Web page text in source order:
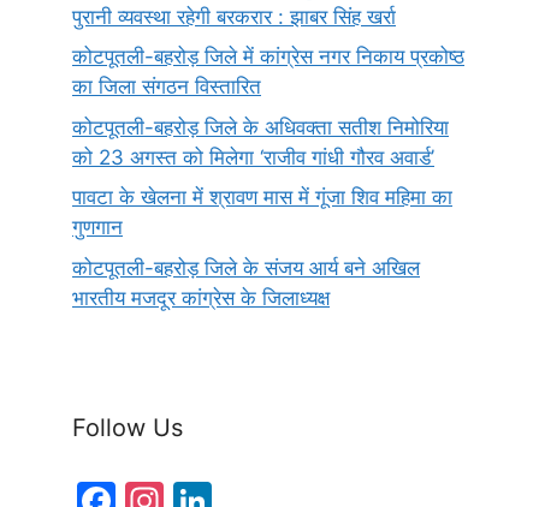
पुरानी व्यवस्था रहेगी बरकरार : झाबर सिंह खर्रा
कोटपूतली-बहरोड़ जिले में कांग्रेस नगर निकाय प्रकोष्ठ
का जिला संगठन विस्तारित
कोटपूतली-बहरोड़ जिले के अधिवक्ता सतीश निमोरिया
को 23 अगस्त को मिलेगा ‘राजीव गांधी गौरव अवार्ड’
पावटा के खेलना में श्रावण मास में गूंजा शिव महिमा का
गुणगान
कोटपूतली-बहरोड़ जिले के संजय आर्य बने अखिल
भारतीय मजदूर कांग्रेस के जिलाध्यक्ष
Follow Us